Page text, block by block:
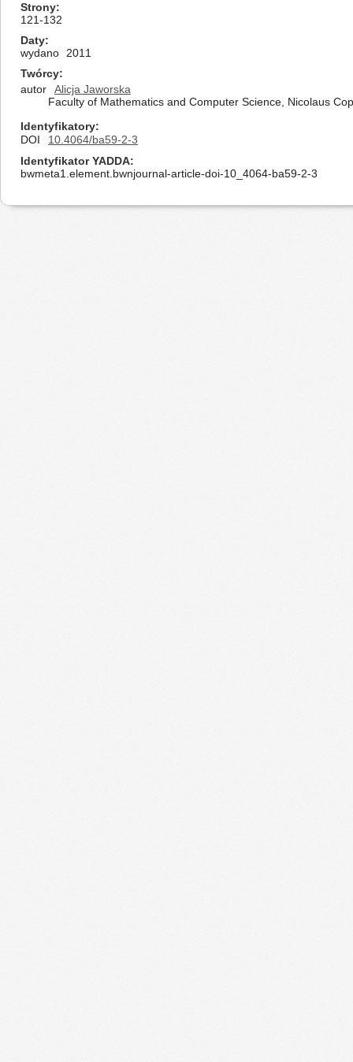
Strony
121-132
Daty
wydano
2011
Twórcy
autor
Alicja Jaworska
Faculty of Mathematics and Computer Science, Nicolaus
Identyfikatory
DOI
10.4064/ba59-2-3
Identyfikator YADDA
bwmeta1.element.bwnjournal-article-doi-10_4064-ba59-2-3